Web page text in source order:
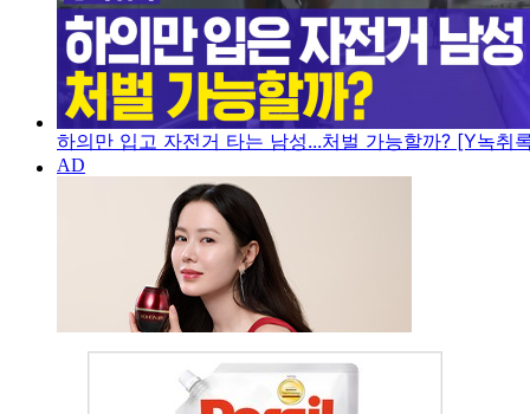
하의만 입고 자전거 타는 남성...처벌 가능할까? [Y녹취